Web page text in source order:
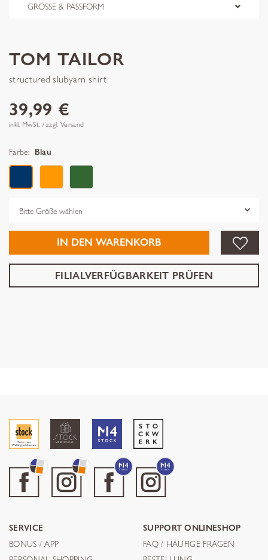
GRÖSSE & PASSFORM
TOM TAILOR
structured slubyarn shirt
39,99 €
inkl. MwSt. / zzgl. Versand
Farbe: Blau
IN DEN WARENKORB
FILIALVERFÜGBARKEIT PRÜFEN
SERVICE
BONUS / APP
SUPPORT ONLINESHOP
FAQ / HÄUFIGE FRAGEN